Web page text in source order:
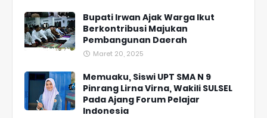
Bupati Irwan Ajak Warga Ikut
Berkontribusi Majukan
Pembangunan Daerah
Maret 20, 2025
Memuaku, Siswi UPT SMA N 9
Pinrang Lirna Virna, Wakili SULSEL
Pada Ajang Forum Pelajar
Indonesia